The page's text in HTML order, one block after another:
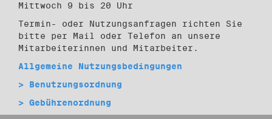
Mittwoch 9 bis 20 Uhr
Termin- oder Nutzungsanfragen richten Sie
bitte per Mail oder Telefon an unsere
Mitarbeiterinnen und Mitarbeiter.
Allgemeine Nutzungsbedingungen
> Benutzungsordnung
> Gebührenordnung